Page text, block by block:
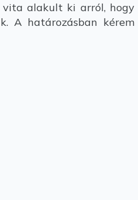
alakult ki arról, hogy
A határozásban kérem